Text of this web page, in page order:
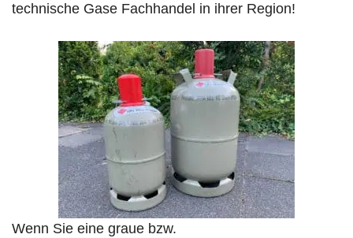
technische Gase Fachhandel in ihrer Region!
Wenn Sie eine graue bzw.